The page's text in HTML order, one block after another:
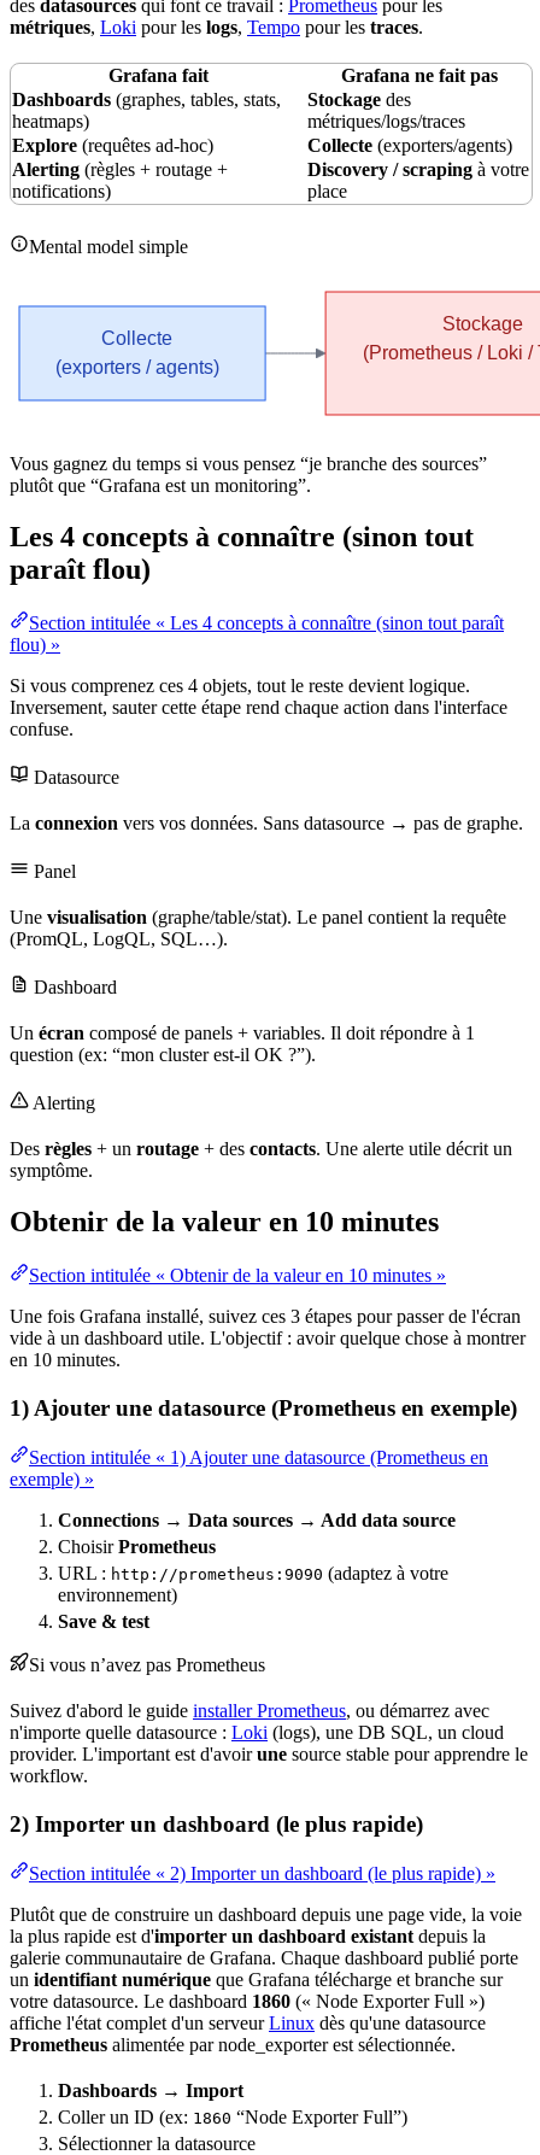
des datasources qui font ce travail : Prometheus pour les
métriques, Loki pour les logs, Tempo pour les traces.
Grafana fait
Grafana ne fait pas
Dashboards (graphes, tables, stats,
heatmaps)
Stockage des
métriques/logs/traces
Explore (requêtes ad-hoc) Collecte (exporters/agents)
Alerting (règles + routage +
notifications)
Discovery / scraping à votre
place
Mental model simple
Vous gagnez du temps si vous pensez “je branche des sources”
plutôt que “Grafana est un monitoring”.
Les 4 concepts à connaître (sinon tout
paraît flou)
Section intitulée « Les 4 concepts à connaître (sinon tout paraît
flou) »
Si vous comprenez ces 4 objets, tout le reste devient logique.
Inversement, sauter cette étape rend chaque action dans l'interface
confuse.
Datasource
La connexion vers vos données. Sans datasource → pas de graphe.
Panel
Une visualisation (graphe/table/stat). Le panel contient la requête
(PromQL, LogQL, SQL…).
Dashboard
Un écran composé de panels + variables. Il doit répondre à 1
question (ex: “mon cluster est-il OK ?”).
Alerting
Des règles + un routage + des contacts. Une alerte utile décrit un
symptôme.
Obtenir de la valeur en 10 minutes
Section intitulée « Obtenir de la valeur en 10 minutes »
Une fois Grafana installé, suivez ces 3 étapes pour passer de l'écran
vide à un dashboard utile. L'objectif : avoir quelque chose à montrer
en 10 minutes.
1) Ajouter une datasource (Prometheus en exemple)
Section intitulée « 1) Ajouter une datasource (Prometheus en
exemple) »
Connections → Data sources → Add data source
ChoisirPrometheus
URL : http://prometheus:9090 (adaptez à votre
environnement)
Save & test
Si vous n’avez pas Prometheus
Suivez d'abord le guide installer Prometheus, ou démarrez avec
n'importe quelle datasource : Loki (logs), une DB SQL, un cloud
provider. L'important est d'avoirune source stable pour apprendre le
workflow.
2) Importer un dashboard (le plus rapide)
Section intitulée « 2) Importer un dashboard (le plus rapide) »
Plutôt que de construire un dashboard depuis une page vide, la voie
la plus rapide est d'importer un dashboard existant depuis la
galerie communautaire de Grafana. Chaque dashboard publié porte
un identifiant numérique que Grafana télécharge et branche sur
votre datasource. Le dashboard 1860 (« Node Exporter Full »)
affiche l'état complet d'un serveurLinux dès qu'une datasource
Prometheus alimentée par node_exporter est sélectionnée.
Dashboards → Import
Coller un ID (ex: 1860 “Node Exporter Full”)
Sélectionner la datasource